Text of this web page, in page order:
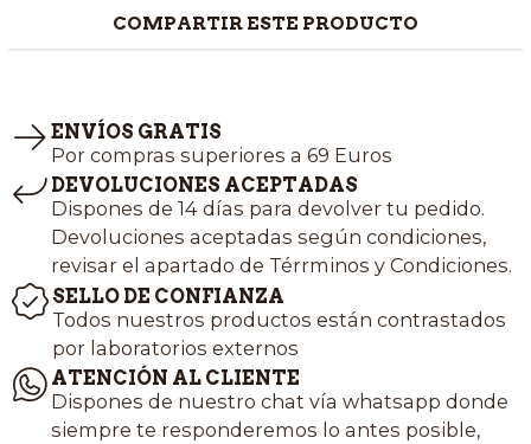
COMPARTIR ESTE PRODUCTO
ENVÍOS GRATIS
Por compras superiores a 69 Euros
DEVOLUCIONES ACEPTADAS
Dispones de 14 días para devolver tu pedido.
Devoluciones aceptadas según condiciones,
revisar el apartado de Térrminos y Condiciones.
SELLO DE CONFIANZA
Todos nuestros productos están contrastados
por laboratorios externos
ATENCIÓN AL CLIENTE
Dispones de nuestro chat vía whatsapp donde
siempre te responderemos lo antes posible,